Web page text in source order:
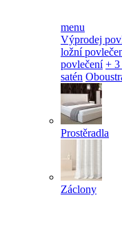
menu
Výprodej
ložní
povlečení + 3
satén
Prostěradla
Záclony